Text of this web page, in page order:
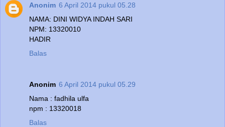
Anonim 6 April 2014 pukul 05.28
NAMA: DINI WIDYA INDAH SARI
NPM: 13320010
HADIR
Balas
Anonim 6 April 2014 pukul 05.29
Nama : fadhila ulfa
npm : 13320018
Balas